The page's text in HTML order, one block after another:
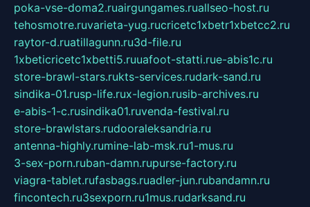
poka-vse-doma2.ruairgungames.ruallseo-host.ru
tehosmotre.ruvarieta-yug.rucricetc1xbetr1xbetcc2.ru
raytor-d.ruatillagunn.ru3d-file.ru
1xbeticricetc1xbetti5.ruuafoot-statti.rue-abis1c.ru
store-brawl-stars.rukts-services.rudark-sand.ru
sindika-01.rusp-life.rux-legion.rusib-archives.ru
e-abis-1-c.rusindika01.ruvenda-festival.ru
store-brawlstars.rudooraleksandria.ru
antenna-highly.rumine-lab-msk.ru1-mus.ru
3-sex-porn.ruban-damn.rupurse-factory.ru
viagra-tablet.rufasbags.ruadler-jun.rubandamn.ru
fincontech.ru3sexporn.ru1mus.rudarksand.ru